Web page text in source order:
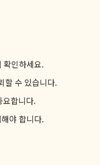
확인하세요.
할 수 있습니다.
요합니다.
야 합니다.